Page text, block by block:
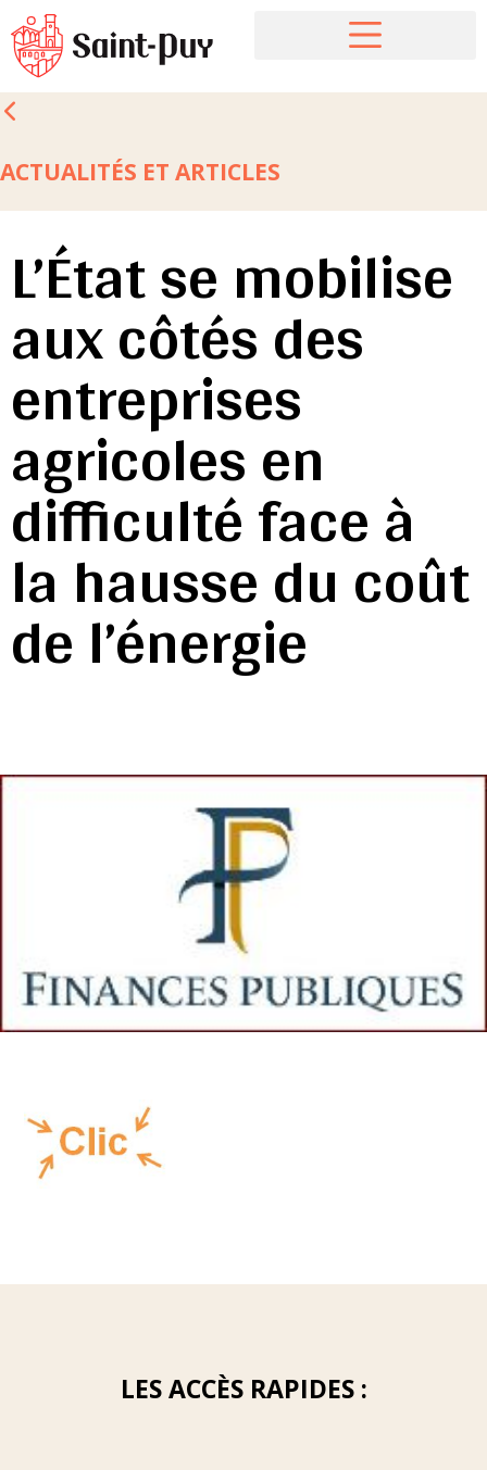
ACTUALITÉS ET ARTICLES
L’État se mobilise
aux côtés des
entreprises
agricoles en
difficulté face à
la hausse du coût
de l’énergie
LES ACCÈS RAPIDES :